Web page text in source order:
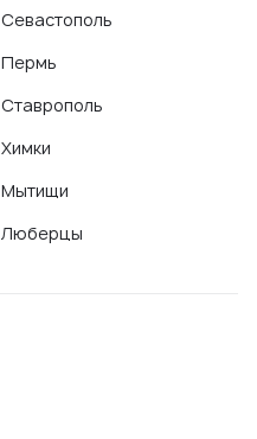
Севастополь
Пермь
Ставрополь
Химки
Мытищи
Люберцы